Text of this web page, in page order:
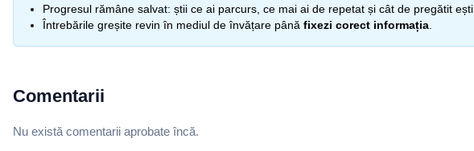
Progresul rămâne salvat: știi ce ai parcurs, ce mai ai de repetat și cât de pregătit ești.
Întrebările greșite revin în mediul de învățare până fixezi corect informația
Comentarii
Nu există comentarii aprobate încă.